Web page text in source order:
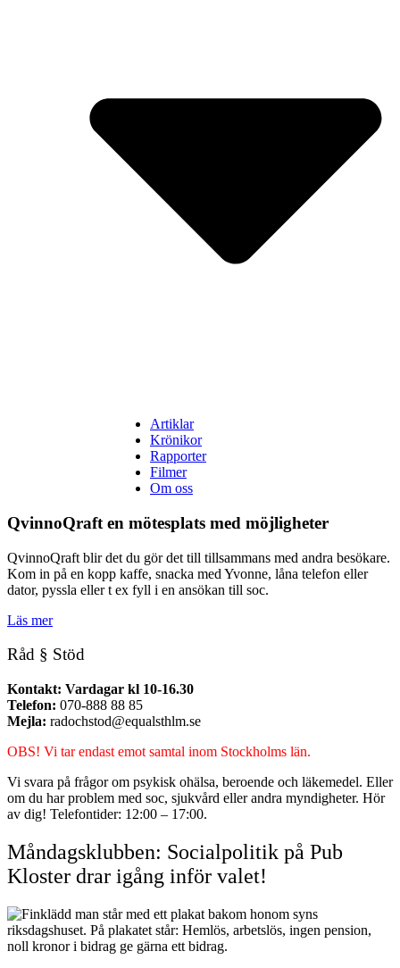
Artiklar
Krönikor
Rapporter
Filmer
Om oss
QvinnoQraft en mötesplats med möjligheter
QvinnoQraft blir det du gör det till tillsammans med andra besökare.
Kom in på en kopp kaffe, snacka med Yvonne, låna telefon eller
dator, pyssla eller t ex fyll i en ansökan till soc.
Läs mer
Råd § Stöd
Kontakt: Vardagar kl 10-16.30
Telefon: 070-888 88 85
Mejla: radochstod@equalsthlm.se
OBS! Vi tar endast emot samtal inom Stockholms län.
Vi svara på frågor om psykisk ohälsa, beroende och läkemedel. Eller
om du har problem med soc, sjukvård eller andra myndigheter. Hör
av dig! Telefontider: 12:00 – 17:00.
Måndagsklubben: Socialpolitik på Pub
Kloster drar igång inför valet!